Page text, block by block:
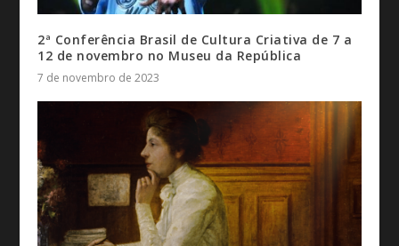
2ª Conferência Brasil de Cultura Criativa de 7 a
12 de novembro no Museu da República
7 de novembro de 2023